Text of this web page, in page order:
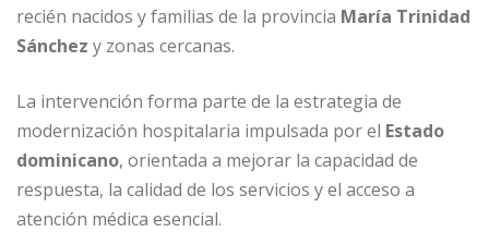
recién nacidos y familias de la provincia María Trinidad
Sánchez y zonas cercanas.
La intervención forma parte de la estrategia de
modernización hospitalaria impulsada por el Estado
dominicano, orientada a mejorar la capacidad de
respuesta, la calidad de los servicios y el acceso a
atención médica esencial.